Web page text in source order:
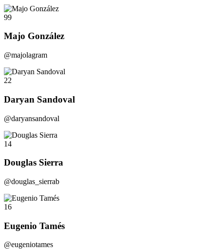
99
Majo González
@majolagram
22
Daryan Sandoval
@daryansandoval
14
Douglas Sierra
@douglas_sierrab
16
Eugenio Tamés
@eugeniotames